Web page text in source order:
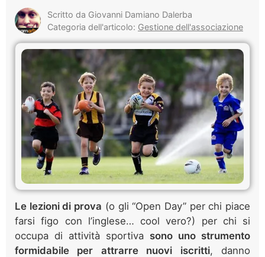
Scritto da Giovanni Damiano Dalerba
Categoria dell'articolo: Gestione dell'associazione
Le lezioni di prova (o gli “Open Day” per chi piace
farsi figo con l’inglese… cool vero?) per chi si
occupa di attività sportiva sono uno strumento
formidabile per attrarre nuovi iscritti, danno